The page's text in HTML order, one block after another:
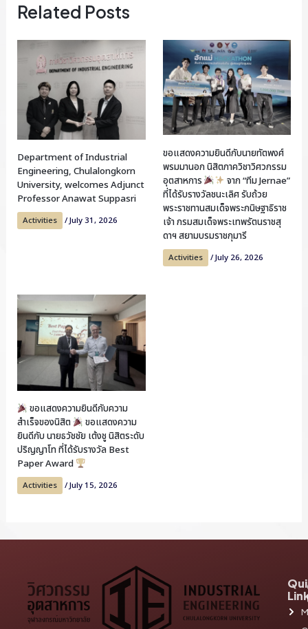
Related Posts
Department of Industrial
Engineering, Chulalongkorn
University, welcomes Adjunct
Professor Anawat Suppasri
Activities /July 31, 2026
ขอแสดงความยินดีกับนายทัตพงศ์
พรมมานอก นิสิตภาควิชาวิศวกรรม
อุตสาหการ
จาก “ทีม Jernae”
ที่ได้รับรางวัลชนะเลิศ รับถ้วย
พระราชทานสมเด็จพระกนิษฐาธิราช
เจ้า กรมสมเด็จพระเทพรัตนราชสุ
ดาฯ สยามบรมราชกุมารี
Activities /July 26, 2026
ขอแสดงความยินดีกับความ
สำเร็จของนิสิต
ขอแสดงความ
ยินดีกับ นายธวัชชัย เต้งชู นิสิตระดับ
ปริญญาโท ที่ได้รับรางวัล Best
Paper Award
Activities /July 15, 2026